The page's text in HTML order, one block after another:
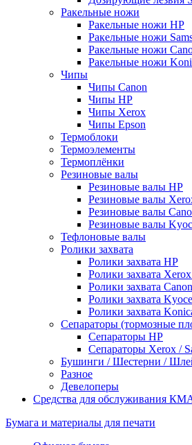
Ракельные ножи
Ракельные ножи HP
Ракельные ножи
Ракельные ножи
Ракельные ножи
Чипы
Чипы Canon
Чипы HP
Чипы Xerox
Чипы Epson
Термоблоки
Термоэлементы
Термоплёнки
Резиновые валы
Резиновые валы HP
Резиновые валы
Резиновые валы
Резиновые валы
Тефлоновые валы
Ролики захвата
Ролики захвата HP
Ролики захвата
Ролики захвата Canon
Ролики захвата
Ролики захвата
Сепараторы (тормозные
Сепараторы HP
Сепараторы Xerox /
Бушинги / Шестерни /
Разное
Девелоперы
Средства для обслуживания
Бумага и материалы для печати